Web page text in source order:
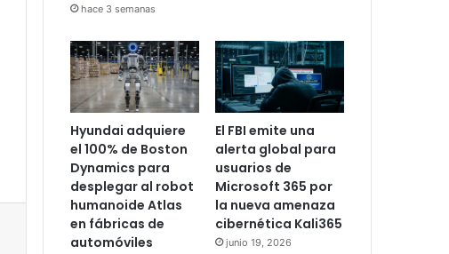
hace 3 semanas
Hyundai adquiere
el 100% de Boston
Dynamics para
desplegar al robot
humanoide Atlas
en fábricas de
automóviles
El FBI emite una
alerta global para
usuarios de
Microsoft 365 por
la nueva amenaza
cibernética Kali365
junio 19, 2026